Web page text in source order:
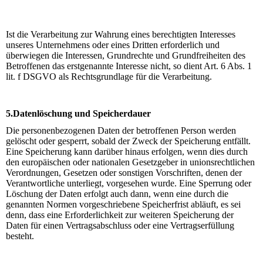
Ist die Verarbeitung zur Wahrung eines berechtigten Interesses
unseres Unternehmens oder eines Dritten erforderlich und
überwiegen die Interessen, Grundrechte und Grundfreiheiten des
Betroffenen das erstgenannte Interesse nicht, so dient Art. 6 Abs. 1
lit. f DSGVO als Rechtsgrundlage für die Verarbeitung.
5.Datenlöschung und Speicherdauer
Die personenbezogenen Daten der betroffenen Person werden
gelöscht oder gesperrt, sobald der Zweck der Speicherung entfällt.
Eine Speicherung kann darüber hinaus erfolgen, wenn dies durch
den europäischen oder nationalen Gesetzgeber in unionsrechtlichen
Verordnungen, Gesetzen oder sonstigen Vorschriften, denen der
Verantwortliche unterliegt, vorgesehen wurde. Eine Sperrung oder
Löschung der Daten erfolgt auch dann, wenn eine durch die
genannten Normen vorgeschriebene Speicherfrist abläuft, es sei
denn, dass eine Erforderlichkeit zur weiteren Speicherung der
Daten für einen Vertragsabschluss oder eine Vertragserfüllung
besteht.